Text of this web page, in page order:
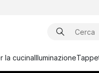
la cucinaIlluminazione